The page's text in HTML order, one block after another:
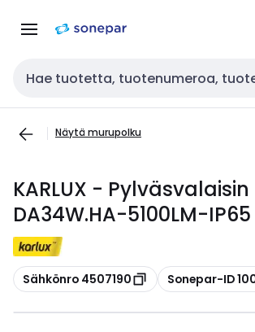
navigointiinsisältöön
Haku
Näytä murupolku
KARLUX - Pylväsvalaisin
DA34W.HA-5100LM-IP65
Kopioi
Sähkönro 4507190 Kopioi
Sonepar-ID